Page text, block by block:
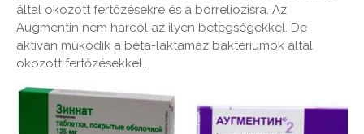
által okozott fertőzésekre és a borreliozisra. Az
Augmentin nem harcol az ilyen betegségekkel. De
aktívan működik a béta-laktamáz baktériumok által
okozott fertőzésekkel..